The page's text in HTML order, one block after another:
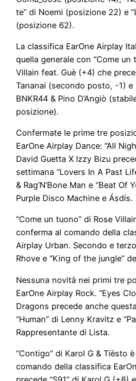
te” di Noemi (posizione 22) e
(posizione 62).
La classifica EarOne Airplay
quella generale con “Come un
Villain feat. Guè (+4) che
Tananai (secondo posto, -1) e
BNKR44 & Pino D’Angiò
posizione).
Confermate le prime tre
EarOne Airplay Dance: “All
David Guetta X Izzy Bizu
settimana “Lovers In A Past
& Rag’N’Bone Man e “Beat Of
Purple Disco Machine e Ásdís.
“Come un tuono” di Rose
conferma al comando della
Airplay Urban. Secondo e
Rhove e “King of the jungle”
Nessuna novità nei primi tre
EarOne Airplay Rock. “Eyes
Dragons precede anche
“Human” di Lenny Kravitz e
Rappresentante di Lista.
“Contigo” di Karol G & Tiësto
comando della classifica